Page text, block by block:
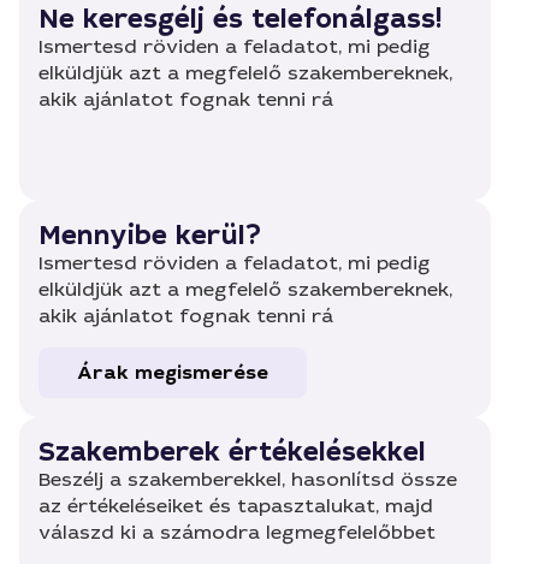
Ne keresgélj és telefonálgass!
Ismertesd röviden a feladatot, mi pedig
elküldjük azt a megfelelő szakembereknek,
akik ajánlatot fognak tenni rá
Mennyibe kerül?
Ismertesd röviden a feladatot, mi pedig
elküldjük azt a megfelelő szakembereknek,
akik ajánlatot fognak tenni rá
Árak megismerése
Szakemberek értékelésekkel
Beszélj a szakemberekkel, hasonlítsd össze
az értékeléseiket és tapasztalukat, majd
válaszd ki a számodra legmegfelelőbbet